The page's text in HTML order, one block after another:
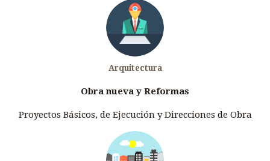
Arquitectura
Obra nueva y Reformas
Proyectos Básicos, de Ejecución y Direcciones de Obra